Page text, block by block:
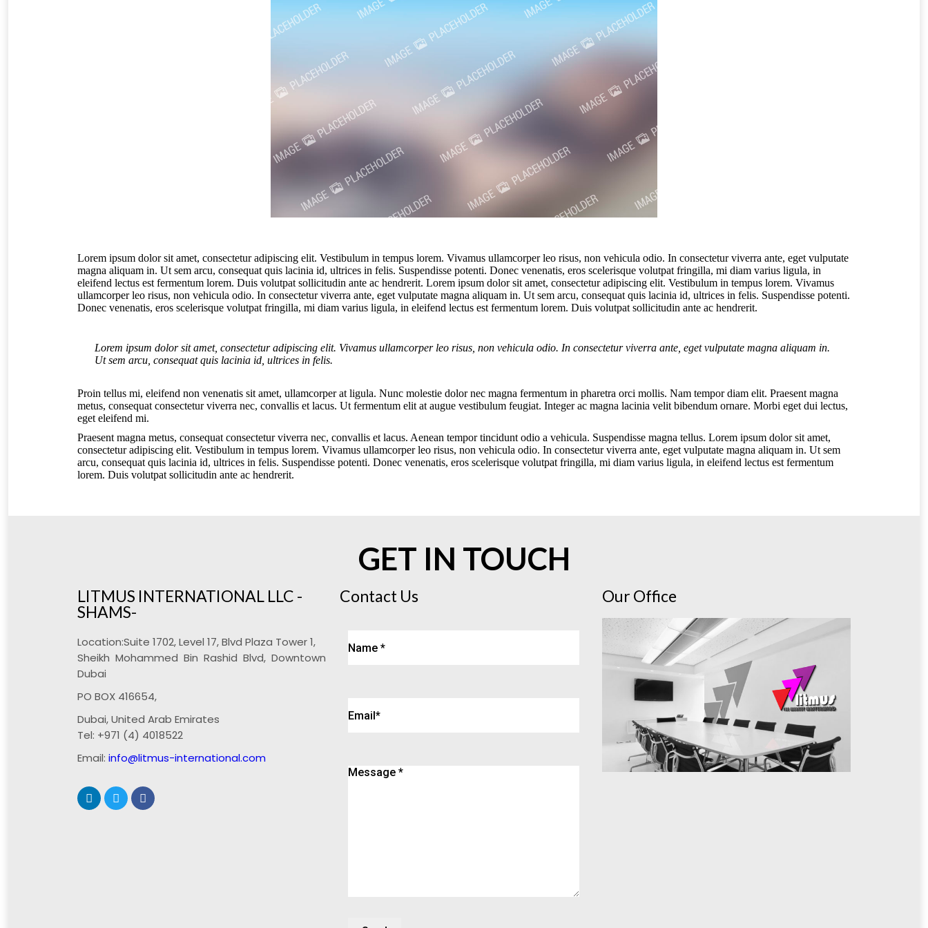
Lorem ipsum dolor sit amet, consectetur adipiscing elit. Vestibulum in tempus lorem. Vivamus ullamcorper leo risus, non vehicula odio. In consectetur viverra ante, eget vulputate
magna aliquam in. Ut sem arcu, consequat quis lacinia id, ultrices in felis. Suspendisse potenti. Donec venenatis, eros scelerisque volutpat fringilla, mi diam varius ligula, in
eleifend lectus est fermentum lorem. Duis volutpat sollicitudin ante ac hendrerit. Lorem ipsum dolor sit amet, consectetur adipiscing elit. Vestibulum in tempus lorem. Vivamus
ullamcorper leo risus, non vehicula odio. In consectetur viverra ante, eget vulputate magna aliquam in. Ut sem arcu, consequat quis lacinia id, ultrices in felis. Suspendisse potenti.
Donec venenatis, eros scelerisque volutpat fringilla, mi diam varius ligula, in eleifend lectus est fermentum lorem. Duis volutpat sollicitudin ante ac hendrerit.
Lorem ipsum dolor sit amet, consectetur adipiscing elit. Vivamus ullamcorper leo risus, non vehicula odio. In consectetur viverra ante, eget vulputate magna aliquam in.
Ut sem arcu, consequat quis lacinia id, ultrices in felis.
Proin tellus mi, eleifend non venenatis sit amet, ullamcorper at ligula. Nunc molestie dolor nec magna fermentum in pharetra orci mollis. Nam tempor diam elit. Praesent magna
metus, consequat consectetur viverra nec, convallis et lacus. Ut fermentum elit at augue vestibulum feugiat. Integer ac magna lacinia velit bibendum ornare. Morbi eget dui lectus,
eget eleifend mi.
Praesent magna metus, consequat consectetur viverra nec, convallis et lacus. Aenean tempor tincidunt odio a vehicula. Suspendisse magna tellus. Lorem ipsum dolor sit amet,
consectetur adipiscing elit. Vestibulum in tempus lorem. Vivamus ullamcorper leo risus, non vehicula odio. In consectetur viverra ante, eget vulputate magna aliquam in. Ut sem
arcu, consequat quis lacinia id, ultrices in felis. Suspendisse potenti. Donec venenatis, eros scelerisque volutpat fringilla, mi diam varius ligula, in eleifend lectus est fermentum
lorem. Duis volutpat sollicitudin ante ac hendrerit.
GET IN TOUCH
LITMUS INTERNATIONAL LLC -
SHAMS-
Location:Suite 1702, Level 17, Blvd Plaza Tower 1,
Sheikh Mohammed Bin Rashid Blvd, Downtown
Dubai
PO BOX 416654,
Dubai, United Arab Emirates
Tel: +971 (4) 4018522
Email: info@litmus-international.com
Contact Us Our Office